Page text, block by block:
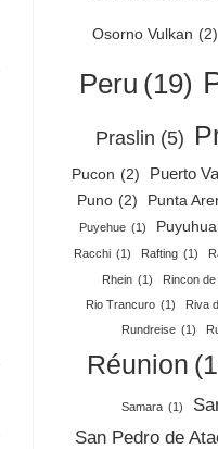
Osorno Vulkan (2)
Peru (19)
Praslin (5)
Pucon (2) Puerto
Puno (2) Punta
Puyehue (1)
Racchi (1) Rafting (1)
Rhein (1) Rincon de
Rio Trancuro (1) Riva
Rundreise (1)
Réunion
Samara (1)
San Pedro de